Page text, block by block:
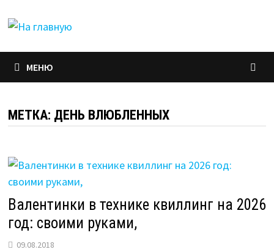
МЕНЮ
МЕТКА: ДЕНЬ ВЛЮБЛЕННЫХ
Валентинки в технике квиллинг на 2026
год: своими руками,
09.08.2018